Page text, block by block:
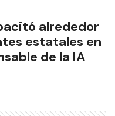
alrededor
estatales en
de la IA